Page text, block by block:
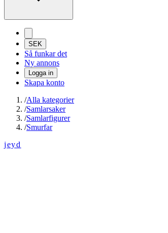
SEK
Så funkar det
Ny annons
Logga in
Skapa konto
/Alla kategorier
/Samlarsaker
/Samlarfigurer
/Smurfar
jeyd